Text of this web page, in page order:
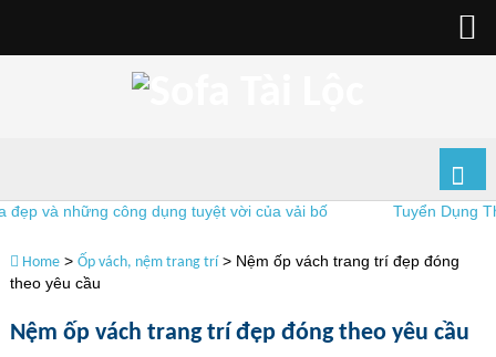
và những công dụng tuyệt vời của vải bố Tuyển Dụng
Home> Ốp vách, nệm trang trí> Nệm ốp vách trang trí đẹp đóng
theo yêu cầu
Nệm ốp vách trang trí đẹp đóng theo yêu cầu